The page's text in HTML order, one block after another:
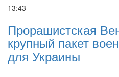
13:43
Прорашистская
крупный пакет
для Украины